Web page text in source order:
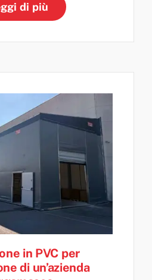
di più
in PVC per
di un’azienda